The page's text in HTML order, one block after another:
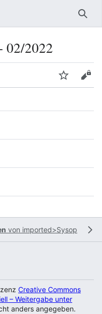
02/2022
von imported>Sysop
Creative Commons
– Weitergabe unter
anders angegeben.